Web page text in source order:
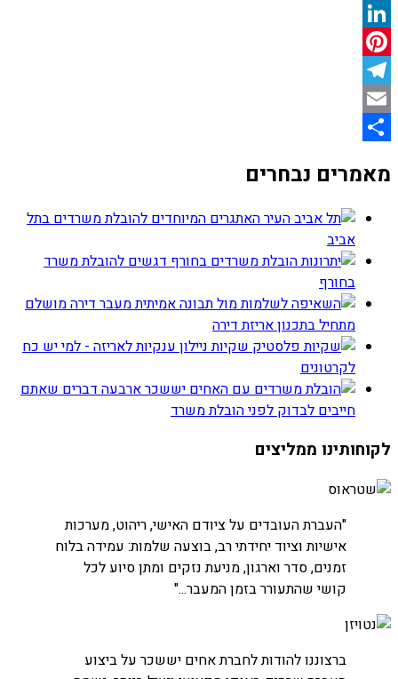
WhatsApp
LinkedIn
Pinterest
Telegram
Email
מאמרים נבחרים
האתגרים המיוחדים להובלת משרדים בתל
אביב
דגשים להובלת משרד
בחורף
מעבר דירה מושלם
מתחיל בתכנון אריזת דירה
שקיות ניילון ענקיות לאריזה - למי יש כח
לקרטונים
ארבעה דברים שאתם
חייבים לבדוק לפני הובלת משרד
לקוחותינו ממליצים
חברת שטראוס
"העברת העובדים על ציודם האישי, ריהוט, מערכות
אישיות וציוד יחידתי רב, בוצעה שלמות: עמידה בלוח
זמנים, סדר וארגון, מניעת נזקים ומתן סיוע לכל
קושי שהתעורר בזמן המעבר..."
חברת נטויז'ן
ברצוננו להודות לחברת אחים יששכר על ביצוע